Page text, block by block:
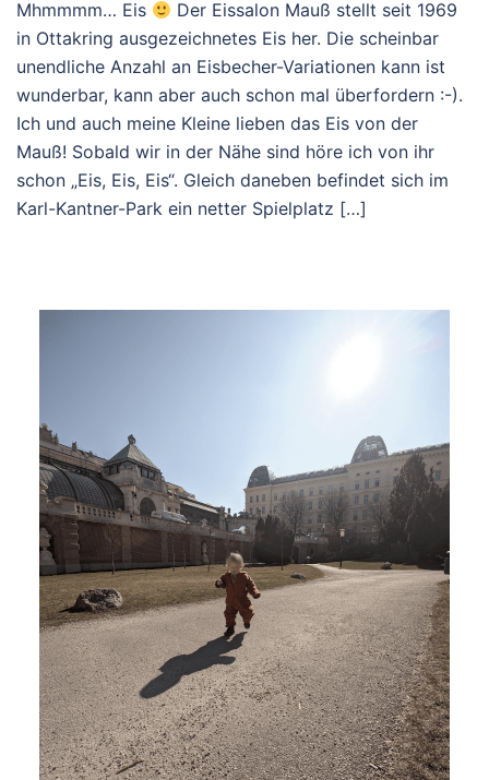
Mhmmmm… Eis
Der Eissalon Mauß stellt seit 1969
in Ottakring ausgezeichnetes Eis her. Die scheinbar
unendliche Anzahl an Eisbecher-Variationen kann ist
wunderbar, kann aber auch schon mal überfordern :-).
Ich und auch meine Kleine lieben das Eis von der
Mauß! Sobald wir in der Nähe sind höre ich von ihr
schon „Eis, Eis, Eis“. Gleich daneben befindet sich im
Karl-Kantner-Park ein netter Spielplatz […]